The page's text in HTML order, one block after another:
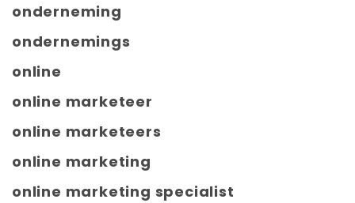
onderneming
ondernemings
online
online marketeer
online marketeers
online marketing
online marketing specialist